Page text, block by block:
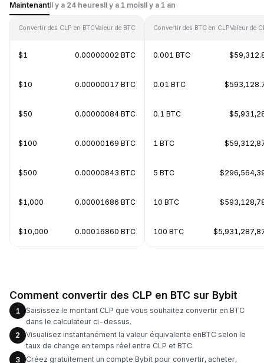
MaintenantIl y a 24 heuresIl y a 1 moisIl y a 1 an
Convertir des CLP en BTCValeur de BTC
$1 0.00000002 BTC
$10 0.00000017 BTC
$50 0.00000084 BTC
$100 0.00000169 BTC
$500 0.00000843 BTC
$1,000 0.00001686 BTC
$10,000 0.00016860 BTC
Convertir des BTC en CLPValeur de
0.001 BTC
0.01 BTC
0.1 BTC
1 BTC
5 BTC
10 BTC
100 BTC
Comment convertir des CLP en BTC sur Bybit
1
Saisissez le montant CLP que vous souhaitez convertir en BTC
dans le calculateur ci-dessus.
2
Visualisez instantanément la valeur équivalente enBTC selon le
taux de change en temps réel entre CLP et BTC.
3
Créez gratuitement un compte Bybit pour convertir, acheter,